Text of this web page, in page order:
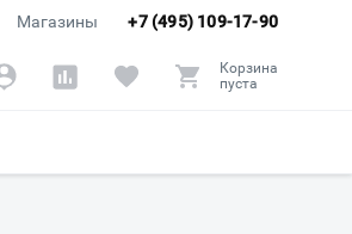
+7 (495) 109-17-90
Магазины
Корзина
пуста